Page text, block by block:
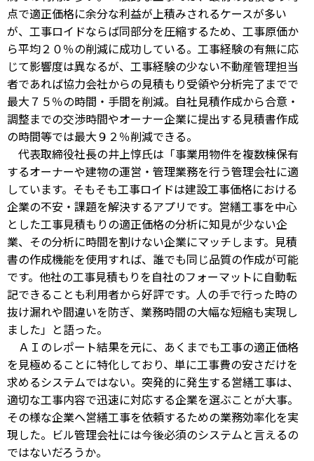
点で適正価格に余分な利益が上積みされるケースが多い
が、工事ロイドならば同部分を圧縮するため、工事原価か
ら平均２０％の削減に成功している。工事経験の有無に応
じて影響度は異なるが、工事経験の少ない不動産管理担当
者であれば協力会社からの見積もり受領や分析完了までで
最大７５％の時間・手間を削減。自社見積作成から合意・
調整までの交渉時間やオーナー企業に提出する見積書作成
の時間等では最大９２％削減できる。
代表取締役社長の井上惇氏は「事業用物件を複数棟保有
するオーナーや建物の運営・管理業務を行う管理会社に適
しています。そもそも工事ロイドは建設工事価格における
企業の不安・課題を解決するアプリです。営繕工事を中心
とした工事見積もりの適正価格の分析に知見が少ない企
業、その分析に時間を割けない企業にマッチします。見積
書の作成機能を使用すれば、誰でも同じ品質の作成が可能
です。他社の工事見積もりを自社のフォーマットに自動転
記できることも利用者から好評です。人の手で行った時の
抜け漏れや間違いを防ぎ、業務時間の大幅な短縮も実現し
ました」と語った。
ＡＩのレポート結果を元に、あくまでも工事の適正価格
を見極めることに特化しており、単に工事費の安さだけを
求めるシステムではない。突発的に発生する営繕工事は、
適切な工事内容で迅速に対応する企業を選ぶことが大事。
その様な企業へ営繕工事を依頼するための業務効率化を実
現した。ビル管理会社には今後必須のシステムと言えるの
ではないだろうか。